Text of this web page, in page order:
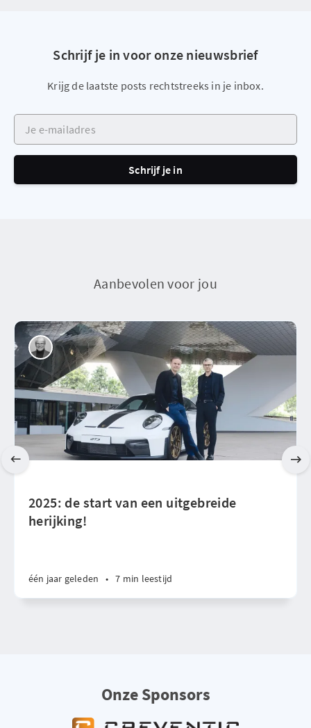
Schrijf je in voor onze nieuwsbrief
Krijg de laatste posts rechtstreeks in je inbox.
Je e-mailadres
Schrijf je in
Aanbevolen voor jou
2025: de start van een uitgebreide
herijking!
één jaar geleden • 7 min leestijd
Onze Sponsors